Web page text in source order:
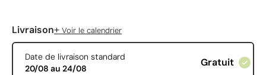
Livraison+ Voir le calendrier
Date de livraison standard
20/08 au 24/08
Gratuit